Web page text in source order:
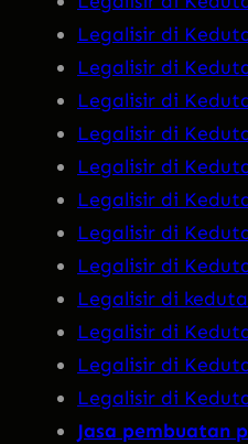
Legalisir di
Legalisir di
Legalisir di
Legalisir di
Legalisir di
Legalisir di
Legalisir di
Legalisir di
Legalisir di
Legalisir di
Legalisir di
Legalisir di
Jasa pembuatan